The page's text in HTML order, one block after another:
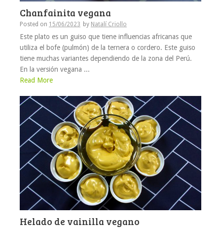
Chanfainita vegana
Posted on 15/06/2023 by Natalí Criollo
Este plato es un guiso que tiene influencias africanas que
utiliza el bofe (pulmón) de la ternera o cordero. Este guiso
tiene muchas variantes dependiendo de la zona del Perú.
En la versión vegana ...
Read More
Helado de vainilla vegano